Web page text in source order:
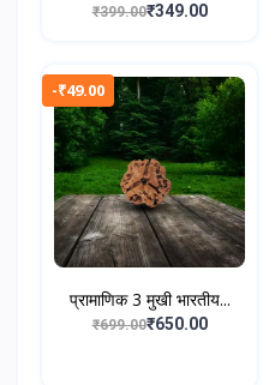
₹399.00₹349.00
-₹49.00
प्रामाणिक 3 मुखी भारतीय...
₹699.00₹650.00